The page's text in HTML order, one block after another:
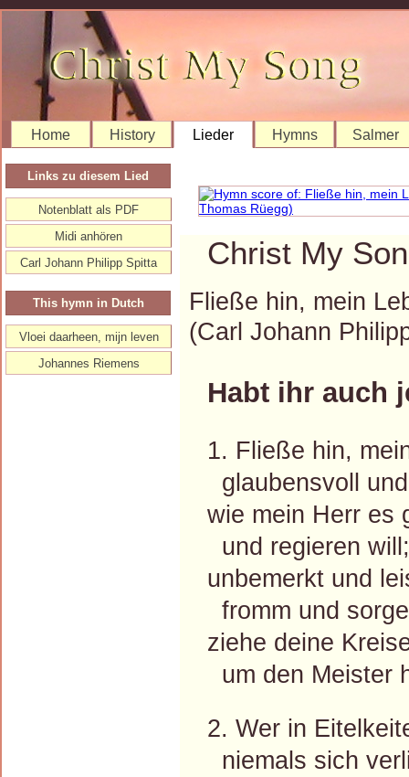
Home History Lieder Hymns Salmer
Christ My
Fließe hin, mein
(Carl Johann
Habt ihr auch
1. Fließe hin,
glaubensvoll
wie mein Herr es
und regieren will;
unbemerkt und
fromm und
ziehe deine
um den Meister
2. Wer in
niemals sich
Links zu diesem Lied
Notenblatt als PDF
Midi anhören
Carl Johann Philipp Spitta
This hymn in Dutch
Vloei daarheen, mijn leven
Johannes Riemens